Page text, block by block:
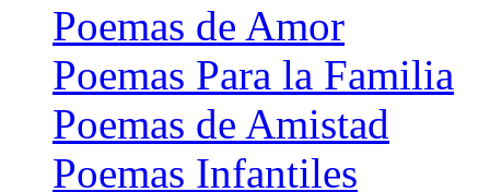
Poemas de Amor
Poemas Para la Familia
Poemas de Amistad
Poemas Infantiles